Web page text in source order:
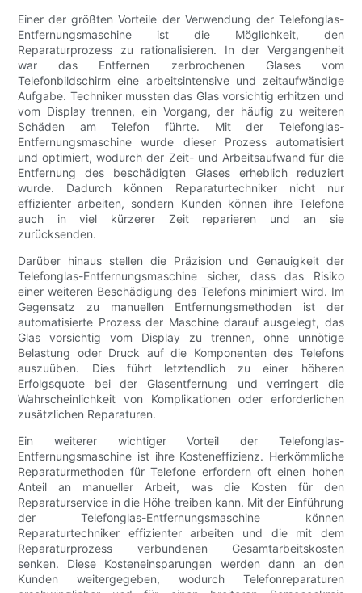
Einer der größten Vorteile der Verwendung der Telefonglas-
Entfernungsmaschine ist die Möglichkeit, den
Reparaturprozess zu rationalisieren. In der Vergangenheit
war das Entfernen zerbrochenen Glases vom
Telefonbildschirm eine arbeitsintensive und zeitaufwändige
Aufgabe. Techniker mussten das Glas vorsichtig erhitzen und
vom Display trennen, ein Vorgang, der häufig zu weiteren
Schäden am Telefon führte. Mit der Telefonglas-
Entfernungsmaschine wurde dieser Prozess automatisiert
und optimiert, wodurch der Zeit- und Arbeitsaufwand für die
Entfernung des beschädigten Glases erheblich reduziert
wurde. Dadurch können Reparaturtechniker nicht nur
effizienter arbeiten, sondern Kunden können ihre Telefone
auch in viel kürzerer Zeit reparieren und an sie
zurücksenden.
Darüber hinaus stellen die Präzision und Genauigkeit der
Telefonglas-Entfernungsmaschine sicher, dass das Risiko
einer weiteren Beschädigung des Telefons minimiert wird. Im
Gegensatz zu manuellen Entfernungsmethoden ist der
automatisierte Prozess der Maschine darauf ausgelegt, das
Glas vorsichtig vom Display zu trennen, ohne unnötige
Belastung oder Druck auf die Komponenten des Telefons
auszuüben. Dies führt letztendlich zu einer höheren
Erfolgsquote bei der Glasentfernung und verringert die
Wahrscheinlichkeit von Komplikationen oder erforderlichen
zusätzlichen Reparaturen.
Ein weiterer wichtiger Vorteil der Telefonglas-
Entfernungsmaschine ist ihre Kosteneffizienz. Herkömmliche
Reparaturmethoden für Telefone erfordern oft einen hohen
Anteil an manueller Arbeit, was die Kosten für den
Reparaturservice in die Höhe treiben kann. Mit der Einführung
der Telefonglas-Entfernungsmaschine können
Reparaturtechniker effizienter arbeiten und die mit dem
Reparaturprozess verbundenen Gesamtarbeitskosten
senken. Diese Kosteneinsparungen werden dann an den
Kunden weitergegeben, wodurch Telefonreparaturen